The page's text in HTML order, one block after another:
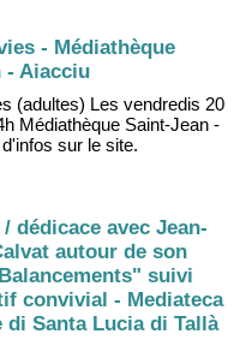
- Médiathèque
- Aiacciu
(adultes) Les vendredis 20
Médiathèque Saint-Jean -
sur le site.
dédicace avec Jean-
autour de son
suivi
convivial - Mediateca
Santa Lucia di Tallà